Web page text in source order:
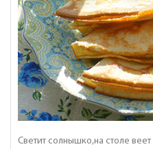
Светит солнышко,на столе